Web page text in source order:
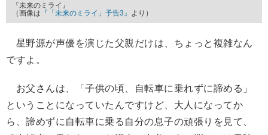
『未来のミライ』
（画像は 『「未来のミライ」予告3』 より）
星野源が声優を演じた父親だけは、ちょっと複雑なん
ですよ。
お父さんは、「子供の頃、自転車に乗れずに諦める」
ということになっていたんですけど、大人になってか
ら、諦めずに自転車に乗る自分の息子の頑張りを見て、